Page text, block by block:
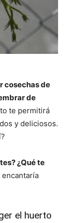
cosechas de
de
te permitirá
y deliciosos.
¿Qué te
encantaría
el huerto